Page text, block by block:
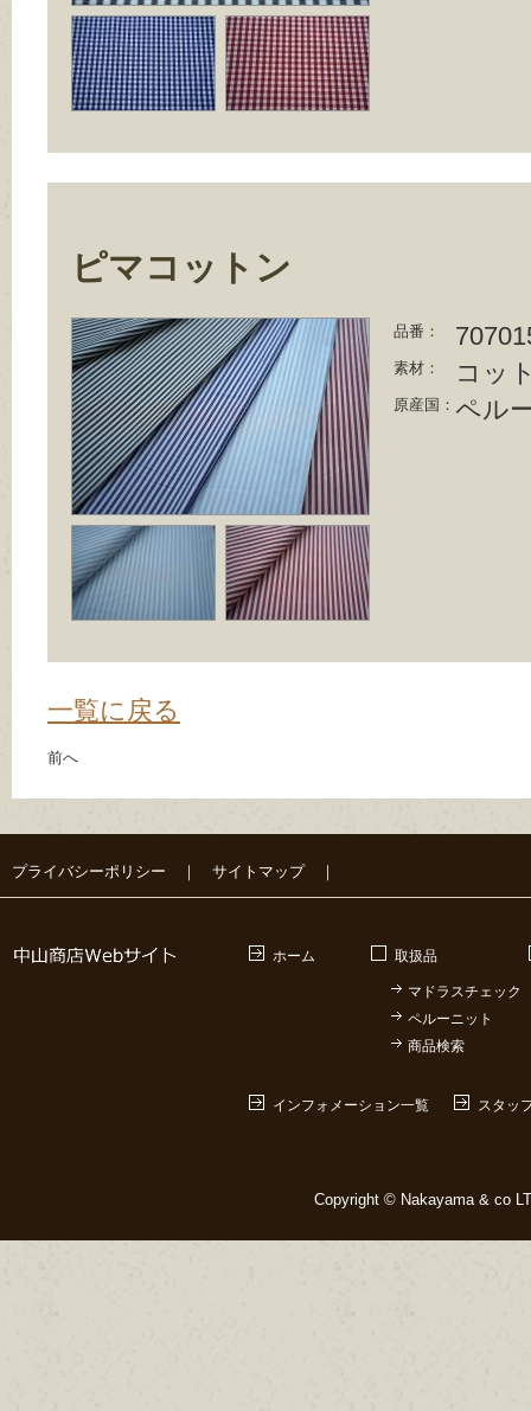
ピマコットン
品番：
素材： コッ
原産国： ペル
一覧に戻る
前へ
プライバシーポリシー ｜ サイトマップ｜
ホーム 取扱品
マドラスチェック
ペルーニット
商品検索
インフォメーション一覧 スタッ
Copyright © Nakayama & co